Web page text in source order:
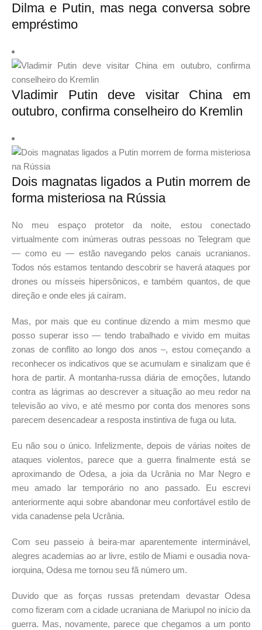
Dilma e Putin, mas nega conversa sobre
empréstimo
Vladimir Putin deve visitar China em
outubro, confirma conselheiro do Kremlin
Dois magnatas ligados a Putin morrem de
forma misteriosa na Rússia
No meu espaço protetor da noite, estou conectado
virtualmente com inúmeras outras pessoas no Telegram que
— como eu — estão navegando pelos canais ucranianos.
Todos nós estamos tentando descobrir se haverá ataques por
drones ou mísseis hipersônicos, e também quantos, de que
direção e onde eles já caíram.
Mas, por mais que eu continue dizendo a mim mesmo que
posso superar isso — tendo trabalhado e vivido em muitas
zonas de conflito ao longo dos anos –, estou começando a
reconhecer os indicativos que se acumulam e sinalizam que é
hora de partir. A montanha-russa diária de emoções, lutando
contra as lágrimas ao descrever a situação ao meu redor na
televisão ao vivo, e até mesmo por conta dos menores sons
parecem desencadear a resposta instintiva de fuga ou luta.
Eu não sou o único. Infelizmente, depois de várias noites de
ataques violentos, parece que a guerra finalmente está se
aproximando de Odesa, a joia da Ucrânia no Mar Negro e
meu amado lar temporário no ano passado. Eu escrevi
anteriormente aqui sobre abandonar meu confortável estilo de
vida canadense pela Ucrânia.
Com seu passeio à beira-mar aparentemente interminável,
alegres academias ao ar livre, estilo de Miami e ousadia nova-
iorquina, Odesa me tornou seu fã número um.
Duvido que as forças russas pretendam devastar Odesa
como fizeram com a cidade ucraniana de Mariupol no início da
guerra. Mas, novamente, parece que chegamos a um ponto